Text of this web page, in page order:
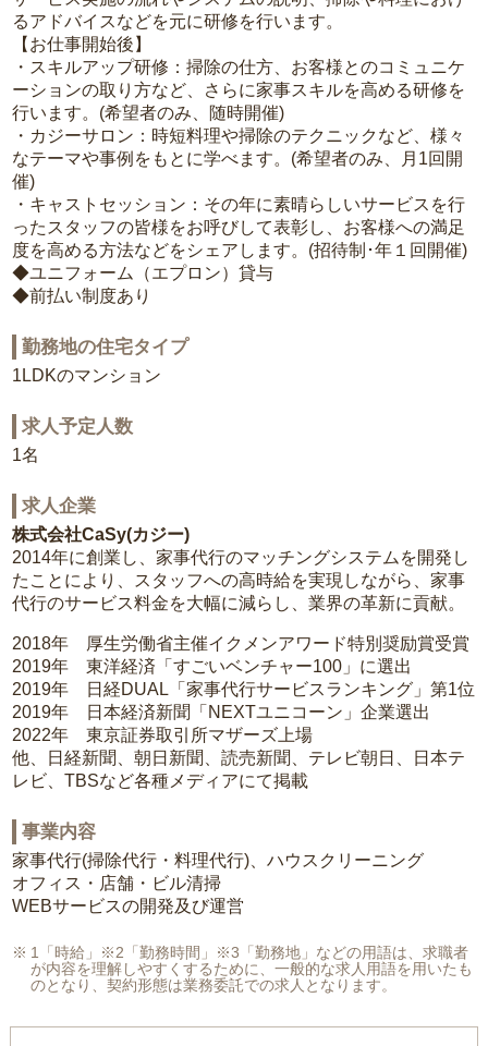
るアドバイスなどを元に研修を行います。
【お仕事開始後】
・スキルアップ研修：掃除の仕方、お客様とのコミュニケ
ーションの取り方など、さらに家事スキルを高める研修を
行います。(希望者のみ、随時開催)
・カジーサロン：時短料理や掃除のテクニックなど、様々
なテーマや事例をもとに学べます。(希望者のみ、月1回開
催)
・キャストセッション：その年に素晴らしいサービスを行
ったスタッフの皆様をお呼びして表彰し、お客様への満足
度を高める方法などをシェアします。(招待制･年１回開催)
◆ユニフォーム（エプロン）貸与
◆前払い制度あり
勤務地の住宅タイプ
1LDKのマンション
求人予定人数
1名
求人企業
株式会社CaSy(カジー)
2014年に創業し、家事代行のマッチングシステムを開発し
たことにより、スタッフへの高時給を実現しながら、家事
代行のサービス料金を大幅に減らし、業界の革新に貢献。
2018年 厚生労働省主催イクメンアワード特別奨励賞受賞
2019年 東洋経済「すごいベンチャー100」に選出
2019年 日経DUAL「家事代行サービスランキング」第1位
2019年 日本経済新聞「NEXTユニコーン」企業選出
2022年 東京証券取引所マザーズ上場
他、日経新聞、朝日新聞、読売新聞、テレビ朝日、日本テ
レビ、TBSなど各種メディアにて掲載
事業内容
家事代行(掃除代行・料理代行)、ハウスクリーニング
オフィス・店舗・ビル清掃
WEBサービスの開発及び運営
1「時給」※2「勤務時間」※3「勤務地」などの用語は、求職者
が内容を理解しやすくするために、一般的な求人用語を用いたも
のとなり、契約形態は業務委託での求人となります。